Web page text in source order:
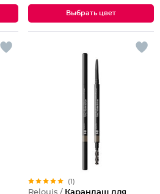
Выбрать цвет
(1)